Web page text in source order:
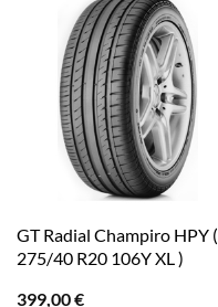
GT Radial Champiro HPY (
275/40 R20 106Y XL )
399,00€